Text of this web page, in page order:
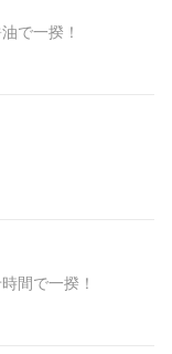
で一揆！
間で一揆！